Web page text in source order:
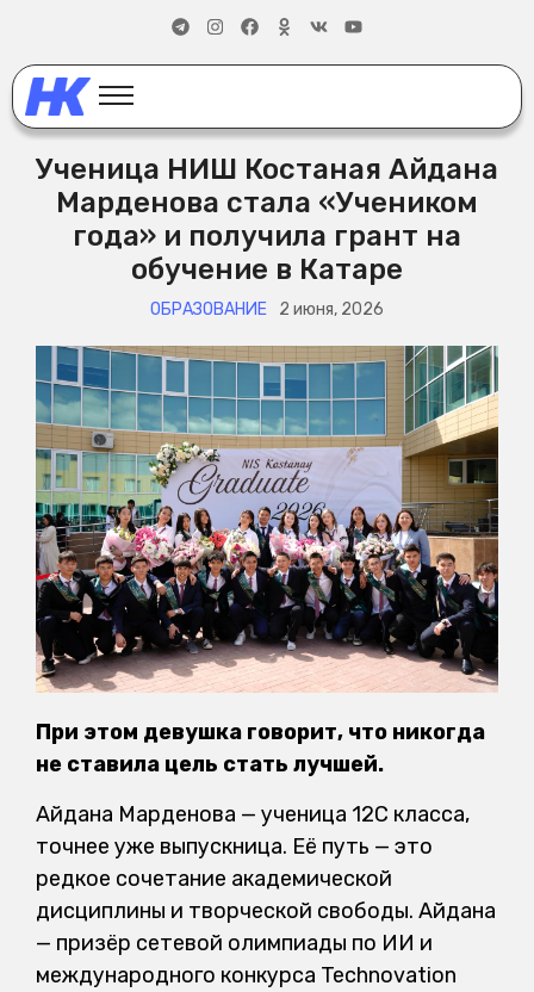
Ученица НИШ Костаная Айдана
Марденова стала «Учеником
года» и получила грант на
обучение в Катаре
ОБРАЗОВАНИЕ 2 июня, 2026
При этом девушка говорит, что никогда
не ставила цель стать лучшей.
Айдана Марденова — ученица 12С класса,
точнее уже выпускница. Её путь — это
редкое сочетание академической
дисциплины и творческой свободы. Айдана
— призёр сетевой олимпиады по ИИ и
международного конкурса Technovation